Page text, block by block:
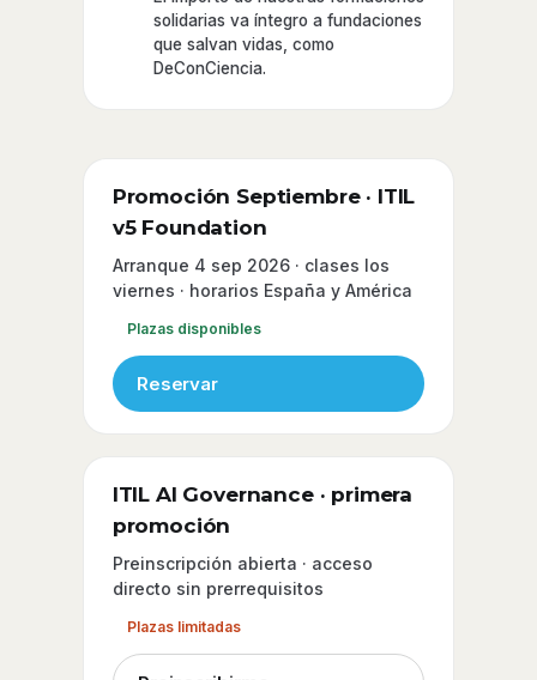
solidarias va íntegro a fundaciones
que salvan vidas, como
DeConCiencia.
Promoción Septiembre · ITIL
v5 Foundation
Arranque 4 sep 2026 · clases los
viernes · horarios España y América
Plazas disponibles
Reservar
ITIL AI Governance · primera
promoción
Preinscripción abierta · acceso
directo sin prerrequisitos
Plazas limitadas